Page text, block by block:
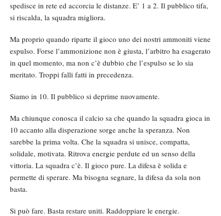
spedisce in rete ed accorcia le distanze. E’ 1 a 2. Il pubblico tifa,
si riscalda, la squadra migliora.
Ma proprio quando riparte il gioco uno dei nostri ammoniti viene
espulso. Forse l’ammonizione non è giusta, l’arbitro ha esagerato
in quel momento, ma non c’è dubbio che l’espulso se lo sia
meritato. Troppi falli fatti in precedenza.
Siamo in 10. Il pubblico si deprime nuovamente.
Ma chiunque conosca il calcio sa che quando la squadra gioca in
10 accanto alla disperazione sorge anche la speranza. Non
sarebbe la prima volta. Che la squadra si unisce, compatta,
solidale, motivata. Ritrova energie perdute ed un senso della
vittoria. La squadra c’è. Il gioco pure. La difesa è solida e
permette di sperare. Ma bisogna segnare, la difesa da sola non
basta.
Si può fare. Basta restare uniti. Raddoppiare le energie.